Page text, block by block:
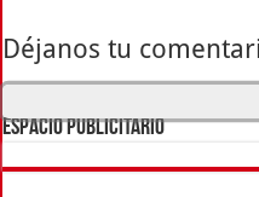
Déjanos tu
ESPACIO PUBLICITARIO